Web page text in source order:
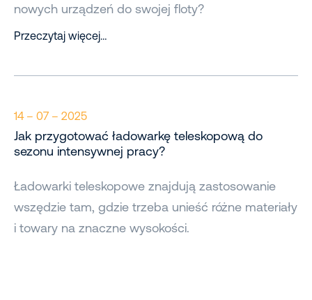
nowych urządzeń do swojej floty?
Przeczytaj więcej…
14 – 07 – 2025
Jak przygotować ładowarkę teleskopową do
sezonu intensywnej pracy?
Ładowarki teleskopowe znajdują zastosowanie
wszędzie tam, gdzie trzeba unieść różne materiały
i towary na znaczne wysokości.